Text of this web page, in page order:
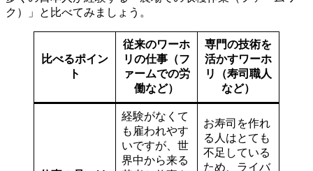
ク）」と比べてみましょう。
比べるポイン
ト
従来のワーホ
リの仕事（フ
ァームでの労
働など）
専門の技術を
活かすワーホ
リ（寿司職人
など）
経験がなくて
も雇われやす
いですが、世
界中から来る
お寿司を作れ
る人はとても
不足している
ため、ライバ